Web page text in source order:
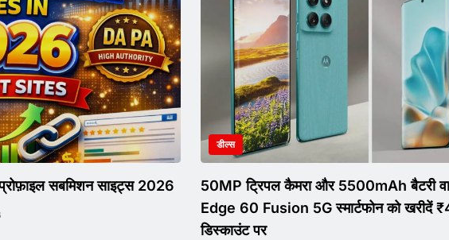
सबमिशन साइट्स 2026
डील्स
50MP ट्रिपल कैमरा और 5500mAh बैटरी
Edge 60 Fusion 5G स्मार्टफोन को खरीदें
डिस्काउंट पर